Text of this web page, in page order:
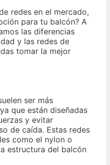
redes en el mercado,
para tu balcón? A
las diferencias
y las redes de
tomar la mejor
ser más
que están diseñadas
y evitar
de caída. Estas redes
como el nylon o
estructura del balcón